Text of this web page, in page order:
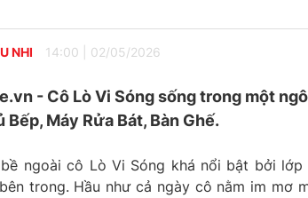
NHI 14:00 02/05/2026
- Cô Lò Vi Sóng sống trong một
Bếp, Máy Rửa Bát, Bàn Ghế.
ngoài cô Lò Vi Sóng khá nổi bật bởi
trong. Hầu như cả ngày cô nằm im mơ